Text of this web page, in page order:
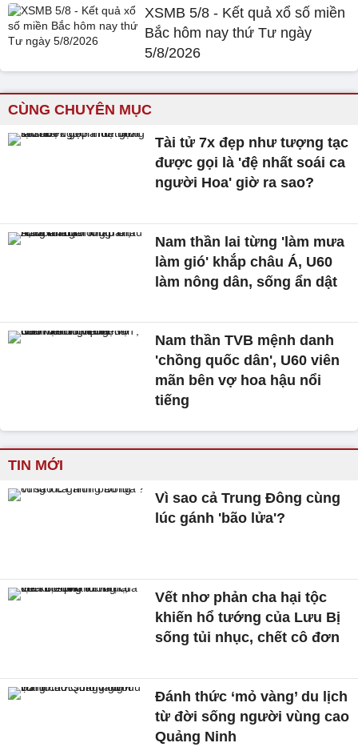
XSMB 5/8 - Kết quả xổ số miền
Bắc hôm nay thứ Tư ngày
5/8/2026
CÙNG CHUYÊN MỤC
Tài tử 7x đẹp như tượng tạc
được gọi là 'đệ nhất soái ca
người Hoa' giờ ra sao?
Nam thần lai từng 'làm mưa
làm gió' khắp châu Á, U60
làm nông dân, sống ẩn dật
Nam thần TVB mệnh danh
'chồng quốc dân', U60 viên
mãn bên vợ hoa hậu nổi
tiếng
TIN MỚI
Vì sao cả Trung Đông cùng
lúc gánh 'bão lửa'?
Vết nhơ phản cha hại tộc
khiến hổ tướng của Lưu Bị
sống tủi nhục, chết cô đơn
Đánh thức ‘mỏ vàng’ du lịch
từ đời sống người vùng cao
Quảng Ninh